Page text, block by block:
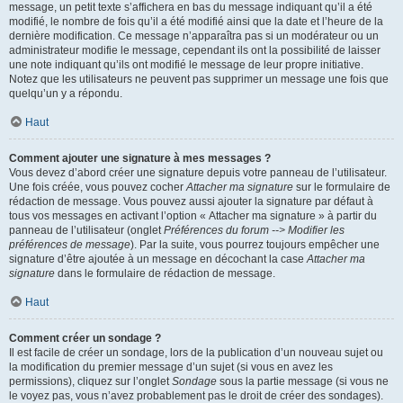
message, un petit texte s’affichera en bas du message indiquant qu’il a été
modifié, le nombre de fois qu’il a été modifié ainsi que la date et l’heure de la
dernière modification. Ce message n’apparaîtra pas si un modérateur ou un
administrateur modifie le message, cependant ils ont la possibilité de laisser
une note indiquant qu’ils ont modifié le message de leur propre initiative.
Notez que les utilisateurs ne peuvent pas supprimer un message une fois que
quelqu’un y a répondu.
Haut
Comment ajouter une signature à mes messages ?
Vous devez d’abord créer une signature depuis votre panneau de l’utilisateur.
Une fois créée, vous pouvez cocherAttacher ma signature sur le formulaire de
rédaction de message. Vous pouvez aussi ajouter la signature par défaut à
tous vos messages en activant l’option « Attacher ma signature » à partir du
panneau de l’utilisateur (ongletPréférences du forum --> Modifier les
préférences de message). Par la suite, vous pourrez toujours empêcher une
signature d’être ajoutée à un message en décochant la caseAttacher ma
signature dans le formulaire de rédaction de message.
Haut
Comment créer un sondage ?
Il est facile de créer un sondage, lors de la publication d’un nouveau sujet ou
la modification du premier message d’un sujet (si vous en avez les
permissions), cliquez sur l’ongletSondage sous la partie message (si vous ne
le voyez pas, vous n’avez probablement pas le droit de créer des sondages).